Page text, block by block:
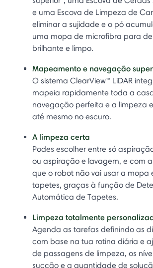
e uma Escova de Limpeza de
eliminar a sujidade e o pó
uma mopa de microfibra para
brilhante e limpo.
Mapeamento e navegação
O sistema ClearView™ LiDAR
mapeia rapidamente toda a
navegação perfeita e a limpeza
até mesmo no escuro.
A limpeza certa
Podes escolher entre só
ou aspiração e lavagem, e com
que o robot não vai usar a mopa
tapetes, graças à função de
Automática de Tapetes.
Limpeza totalmente
Agenda as tarefas definindo as
com base na tua rotina diária e
de passagens de limpeza, os
sucção e a quantidade de